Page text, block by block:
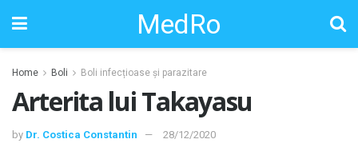
MedRo
Home Boli Boli infecțioase și parazitare
Arterita lui Takayasu
by Dr. Costica Constantin 28/12/2020